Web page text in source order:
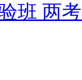
班 两